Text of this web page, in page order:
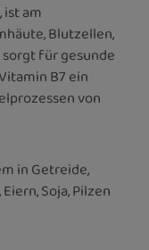
ist am
Blutzellen,
für gesunde
B7 ein
von
in Getreide,
Soja, Pilzen